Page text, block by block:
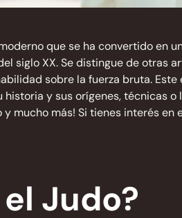
que se ha convertido en
siglo XX. Se distingue de otras
sobre la fuerza bruta.
historia y sus orígenes, técnicas
mucho más! Si tienes interés
Judo?